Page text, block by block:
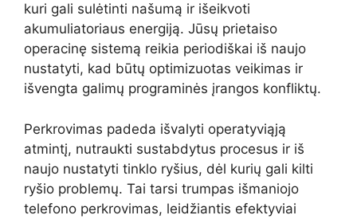
kuri gali sulėtinti našumą ir išeikvoti
akumuliatoriaus energiją. Jūsų prietaiso
operacinę sistemą reikia periodiškai iš naujo
nustatyti, kad būtų optimizuotas veikimas ir
išvengta galimų programinės įrangos konfliktų.
Perkrovimas padeda išvalyti operatyviąją
atmintį, nutraukti sustabdytus procesus ir iš
naujo nustatyti tinklo ryšius, dėl kurių gali kilti
ryšio problemų. Tai tarsi trumpas išmaniojo
telefono perkrovimas, leidžiantis efektyviai